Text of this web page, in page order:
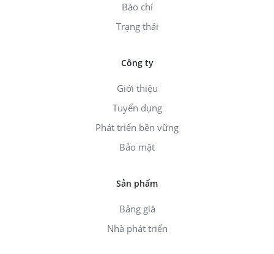
Báo chí
Trạng thái
Công ty
Giới thiệu
Tuyển dụng
Phát triển bền vững
Bảo mật
Sản phẩm
Bảng giá
Nhà phát triển